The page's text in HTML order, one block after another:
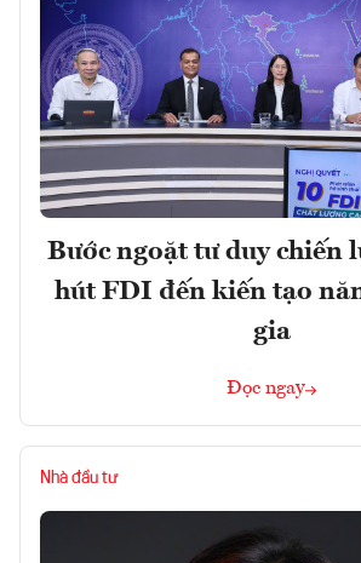
Bước ngoặt tư duy chiến
hút FDI đến kiến tạo
gia
Đọc ngay
Nhà đầu tư